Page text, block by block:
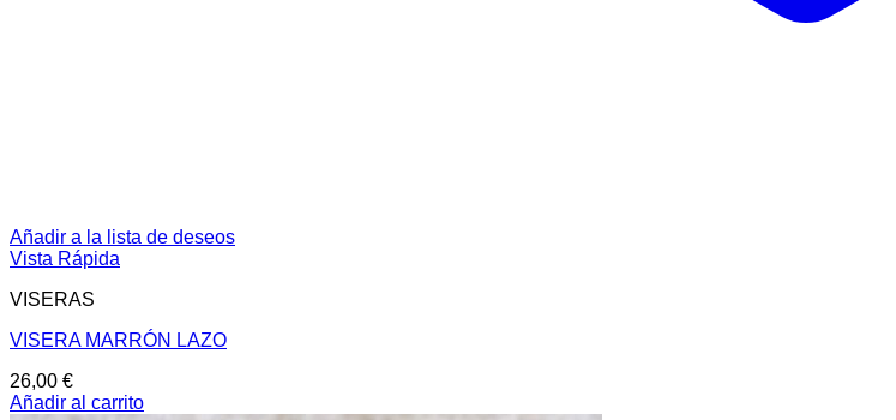
Añadir a la lista de deseos
Vista Rápida
VISERAS
VISERA MARRÓN LAZO
26,00 €
Añadir al carrito